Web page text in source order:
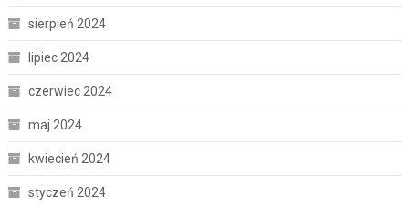
sierpień 2024
lipiec 2024
czerwiec 2024
maj 2024
kwiecień 2024
styczeń 2024